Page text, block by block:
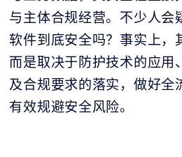
与主体合规经营。不少人会
软件到底安全吗？事实上，
而是取决于防护技术的应用
及合规要求的落实，做好全
有效规避安全风险。